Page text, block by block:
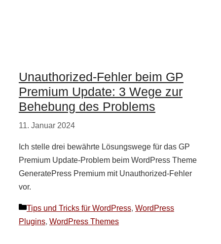
Unauthorized-Fehler beim GP
Premium Update: 3 Wege zur
Behebung des Problems
11. Januar 2024
Ich stelle drei bewährte Lösungswege für das GP
Premium Update-Problem beim WordPress Theme
GeneratePress Premium mit Unauthorized-Fehler
vor.
Kategorien
Tips und Tricks für WordPress, WordPress
Plugins, WordPress Themes